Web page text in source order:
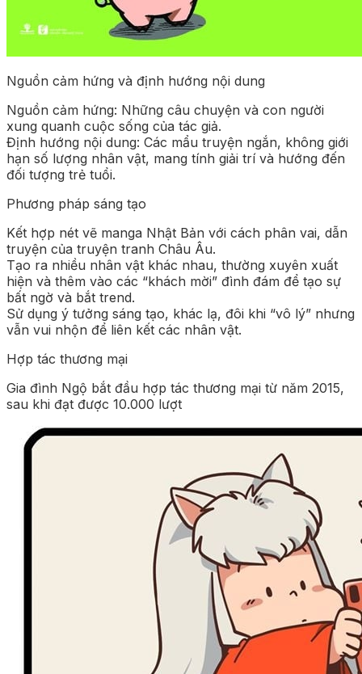
Nguồn cảm hứng và định hướng nội dung
Nguồn cảm hứng: Những câu chuyện và con người
xung quanh cuộc sống của tác giả.
Định hướng nội dung: Các mẩu truyện ngắn, không giới
hạn số lượng nhân vật, mang tính giải trí và hướng đến
đối tượng trẻ tuổi.
Phương pháp sáng tạo
Kết hợp nét vẽ manga Nhật Bản với cách phân vai, dẫn
truyện của truyện tranh Châu Âu.
Tạo ra nhiều nhân vật khác nhau, thường xuyên xuất
hiện và thêm vào các “khách mời” đình đám để tạo sự
bất ngờ và bắt trend.
Sử dụng ý tưởng sáng tạo, khác lạ, đôi khi “vô lý” nhưng
vẫn vui nhộn để liên kết các nhân vật.
Hợp tác thương mại
Gia đình Ngộ bắt đầu hợp tác thương mại từ năm 2015,
sau khi đạt được 10.000 lượt